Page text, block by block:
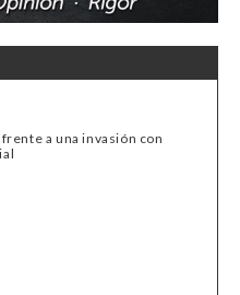
a una invasión con